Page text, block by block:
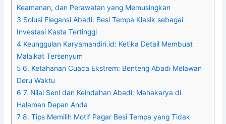
Keamanan, dan Perawatan yang Memusingkan
3 Solusi Elegansi Abadi: Besi Tempa Klasik sebagai
Investasi Kasta Tertinggi
4 Keunggulan Karyamandiri.id: Ketika Detail Membuat
Malaikat Tersenyum
5 6. Ketahanan Cuaca Ekstrem: Benteng Abadi Melawan
Deru Waktu
6 7. Nilai Seni dan Keindahan Abadi: Mahakarya di
Halaman Depan Anda
7 8. Tips Memilih Motif Pagar Besi Tempa yang Tidak